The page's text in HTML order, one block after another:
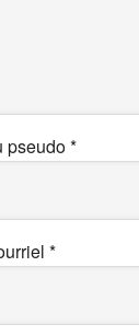
pseudo*
*